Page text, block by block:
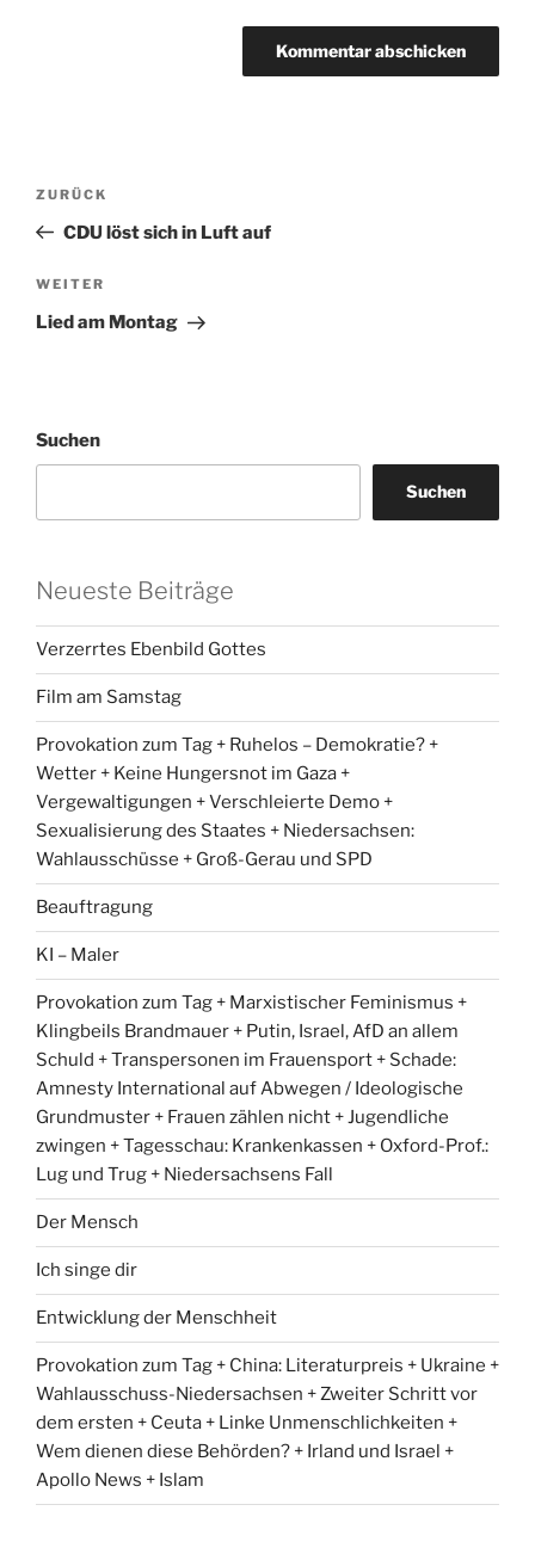
Beitragsnavigation
Vorheriger
Beitrag
ZURÜCK
CDU löst sich in Luft auf
Nächster
Beitrag
WEITER
Lied am Montag
Suchen
Suchen
Neueste Beiträge
Verzerrtes Ebenbild Gottes
Film am Samstag
Provokation zum Tag + Ruhelos – Demokratie? +
Wetter + Keine Hungersnot im Gaza +
Vergewaltigungen + Verschleierte Demo +
Sexualisierung des Staates + Niedersachsen:
Wahlausschüsse + Groß-Gerau und SPD
Beauftragung
KI – Maler
Provokation zum Tag + Marxistischer Feminismus +
Klingbeils Brandmauer + Putin, Israel, AfD an allem
Schuld + Transpersonen im Frauensport + Schade:
Amnesty International auf Abwegen / Ideologische
Grundmuster + Frauen zählen nicht + Jugendliche
zwingen + Tagesschau: Krankenkassen + Oxford-Prof.:
Lug und Trug + Niedersachsens Fall
Der Mensch
Ich singe dir
Entwicklung der Menschheit
Provokation zum Tag + China: Literaturpreis + Ukraine +
Wahlausschuss-Niedersachsen + Zweiter Schritt vor
dem ersten + Ceuta + Linke Unmenschlichkeiten +
Wem dienen diese Behörden? + Irland und Israel +
Apollo News + Islam